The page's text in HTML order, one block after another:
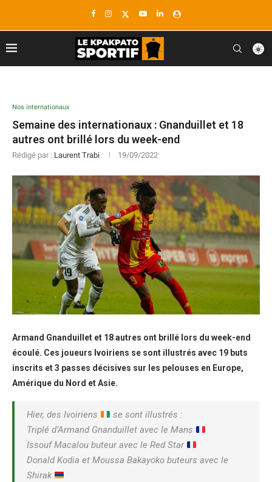
Nos internationaux
Semaine des internationaux : Gnanduillet et 18
autres ont brillé lors du week-end
Rédigé par : Laurent Trabi 19/09/2022
Armand Gnanduillet et 18 autres ont brillé lors du week-end
écoulé. Ces joueurs Ivoiriens se sont illustrés avec 19 buts
inscrits et 3 passes décisives sur les pelouses en Europe,
Amérique du Nord et Asie.
Hier, des Ivoiriens
se sont illustrés :
Triplé d’Armand Gnanduillet avec le Mans
Issouf Macalou buteur avec le Red Star
Donald Kodia et Moussa Bakayoko buteurs avec le
Shirak